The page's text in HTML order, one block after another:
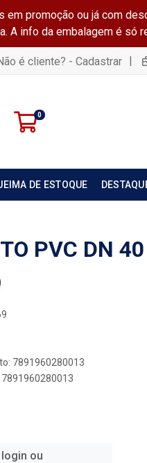
em promoção ou já com
A info da embalagem é só
é cliente? - Cadastrar |
0
DE ESTOQUE
PVC DN
7891960280013
7891960280013
ou